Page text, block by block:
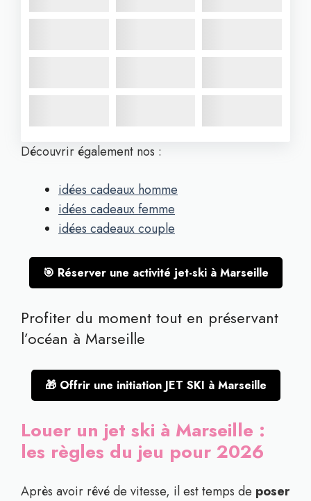
Découvrir également nos :
idées cadeaux homme
idées cadeaux femme
idées cadeaux couple
🎯 Réserver une activité jet-ski à Marseille
Profiter du moment tout en préservant
l’océan à Marseille
🎁 Offrir une initiation JET SKI à Marseille
Louer un jet ski à Marseille :
les règles du jeu pour 2026
Après avoir rêvé de vitesse, il est temps de poser